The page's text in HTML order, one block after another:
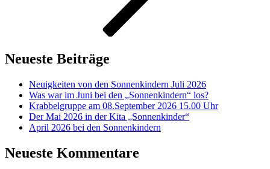
Neueste Beiträge
Neuigkeiten von den Sonnenkindern Juli 2026
Was war im Juni bei den „Sonnenkindern“ los?
Krabbelgruppe am 08.September 2026 15.00 Uhr
Der Mai 2026 in der Kita „Sonnenkinder“
April 2026 bei den Sonnenkindern
Neueste Kommentare